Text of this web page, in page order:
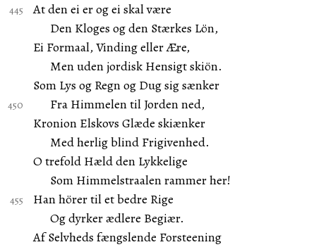
At den ei er og ei skal være
Den Kloges og den Stærkes Lön,
Ei Formaal, Vinding eller Ære,
Men uden jordisk Hensigt skiön.
Som Lys og Regn og Dug sig sænker
Fra Himmelen til Jorden ned,
Kronion Elskovs Glæde skiænker
Med herlig blind Frigivenhed.
O trefold Hæld den Lykkelige
Som Himmelstraalen rammer her!
Han hörer til et bedre Rige
Og dyrker ædlere Begiær.
Af Selvheds fængslende Forsteening